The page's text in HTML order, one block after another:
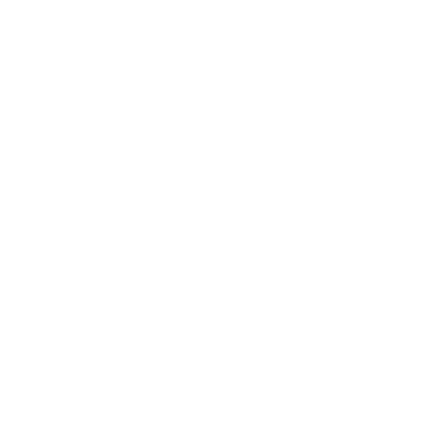
és gyorsan elkészíthetők, manapság
sem díjazzák annyira, mint egykor.
és véleményt nyilvánítsanak. A legjobb
vársz. Ilyen esetekben az ajánlott
az esélyét, hogy válaszolni fognak, főleg,
aminek eredményeképp még
linket nem tartalmazó bejegyzésekről
fogod meg a rajongóidat.